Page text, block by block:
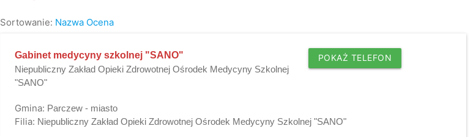
Sortowanie: Nazwa Ocena
Gabinet medycyny szkolnej "SANO"
Niepubliczny Zakład Opieki Zdrowotnej Ośrodek Medycyny Szkolnej
"SANO"
POKAŻ TELEFON
Gmina: Parczew - miasto
Filia: Niepubliczny Zakład Opieki Zdrowotnej Ośrodek Medycyny Szkolnej "SANO"